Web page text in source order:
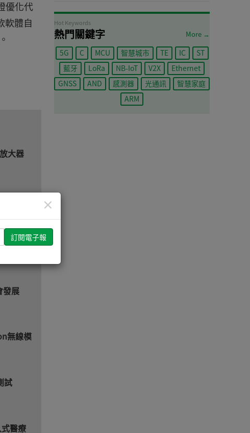
優化代
軟體自
大器
壓轉
發展
無線模
試
醫療
Hot Keywords
熱門關鍵字 More →
5G C MCU 智慧城市 TE IC
ST
藍牙
LoRa NB-IoT V2X
Ethernet
GNSS
AND 感測器 光通訊
智慧家庭
ARM
×